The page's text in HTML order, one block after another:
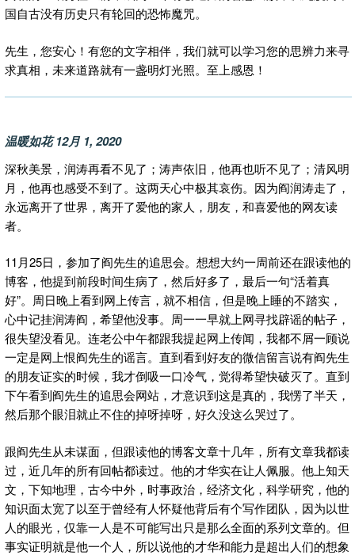
国自古没有历史只有轮回的恐怖魔咒。
先生，您安心！有您的文字相伴，我们就可以学习您的思辨力来寻
求真相，未来道路就有一盏明灯光照。至上感恩！
温暖如花 12月 1, 2020
深秋美景，润涛再看不见了；涛声依旧，他再也听不见了；清风明
月，他再也感受不到了。这两天心中极其哀伤。因为阎润涛走了，
永远离开了世界，离开了爱他的家人，朋友，和喜爱他的网友读
者。
11月25日，参加了阎先生的追思会。想想大约一周前还在跟读他的
博客，他提到前段时间生病了，然后好多了，最后一句“活着真
好”。周日晚上看到网上传言，就不相信，但是晚上睡的不踏实，
心中记挂润涛阎，希望他没事。周一一早就上网寻找辟谣的帖子，
很失望没看见。连老公中午都跟我提起网上传闻，我都不屑一顾说
一定是网上恨阎先生的谣言。直到看到好友的微信留言说有阎先生
的朋友证实的时候，我才倒吸一口冷气，觉得希望快破灭了。直到
下午看到阎先生的追思会网站，才意识到这是真的，我愣了半天，
然后那个眼泪就止不住的掉呀掉呀，好久没这么哭过了。
跟阎先生从未谋面，但跟读他的博客文章十几年，所有文章我都读
过，近几年的所有回帖都读过。他的才华实在让人佩服。他上知天
文，下知地理，古今中外，时事政治，经济文化，科学研究，他的
知识面太宽了以至于曾经有人怀疑他背后有个写作团队，因为以世
人的眼光，仅靠一人是不可能写出只是那么全面的系列文章的。但
事实证明就是他一个人，所以说他的才华和能力是超出人们的想象